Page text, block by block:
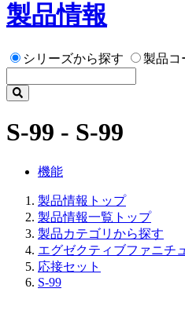
製品情報
シリーズから探す 製品コ
S-99 - S-99
機能
製品情報トップ
製品情報一覧トップ
製品カテゴリから探す
エグゼクティブファニチ
応接セット
S-99